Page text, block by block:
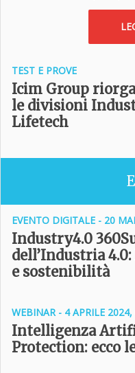
TEST E PROVE
Icim Group
le divisioni
Lifetech
EVENTO DIGITALE - 20
Industry4.0
dell’Industria
e sostenibilità
WEBINAR - 4 APRILE
Intelligenza
Protection: ecco